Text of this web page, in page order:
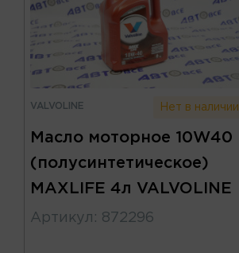
VALVOLINE Нет в наличии
Масло моторное 10W40
(полусинтетическое)
MAXLIFE 4л VALVOLINE
Артикул : 872296